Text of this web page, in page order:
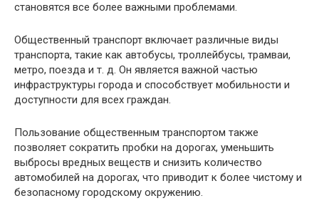
становятся все более важными проблемами.
Общественный транспорт включает различные виды
транспорта, такие как автобусы, троллейбусы, трамваи,
метро, поезда и т. д. Он является важной частью
инфраструктуры города и способствует мобильности и
доступности для всех граждан.
Пользование общественным транспортом также
позволяет сократить пробки на дорогах, уменьшить
выбросы вредных веществ и снизить количество
автомобилей на дорогах, что приводит к более чистому и
безопасному городскому окружению.